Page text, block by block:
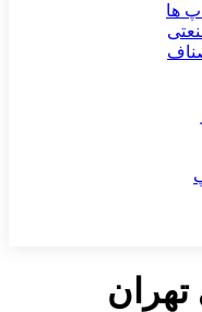
ها
تهران